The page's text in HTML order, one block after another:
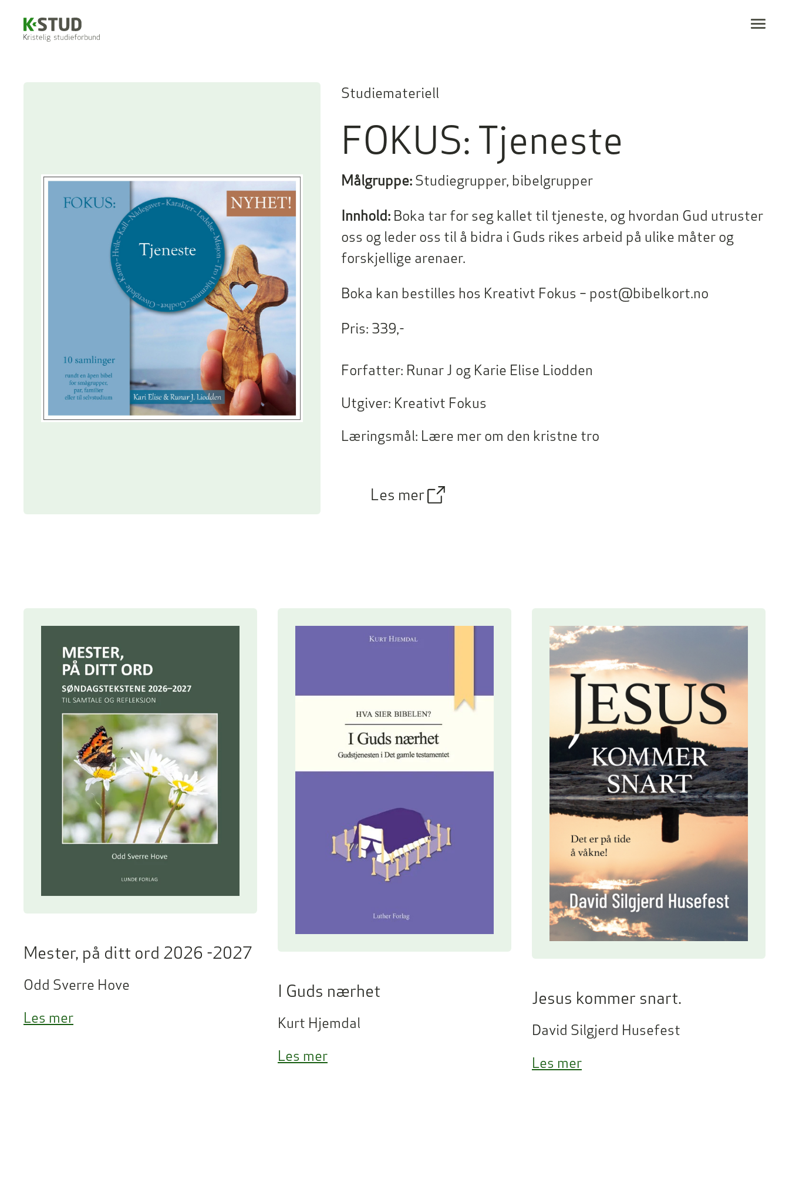
K-stud
Studiemateriell
FOKUS: Tjeneste
Målgruppe: Studiegrupper, bibelgrupper
Innhold: Boka tar for seg kallet til tjeneste, og hvordan Gud utruster
oss og leder oss til å bidra i Guds rikes arbeid på ulike måter og
forskjellige arenaer.
Boka kan bestilles hos Kreativt Fokus – post@bibelkort.no
Pris: 339,-
Forfatter: Runar J og Karie Elise Liodden
Utgiver: Kreativt Fokus
Læringsmål: Lære mer om den kristne tro
Les mer
Mester, på ditt ord 2026 -2027
Odd Sverre Hove
Les mer
I Guds nærhet
Kurt Hjemdal
Les mer
Jesus kommer snart.
David Silgjerd Husefest
Les mer